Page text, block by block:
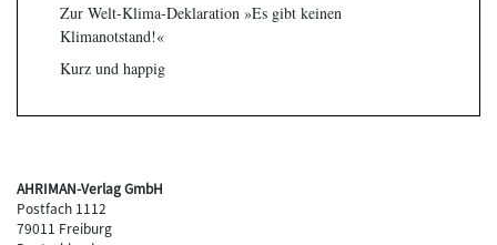
Zur Welt-Klima-Deklaration »Es gibt keinen
Klimanotstand!«
Kurz und happig
AHRIMAN-Verlag GmbH
Postfach 1112
79011 Freiburg